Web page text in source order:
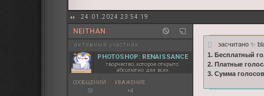
24.01.2024 23:54:19
NEITHAN.
активный участник
PHOTOSHOP: RENAISSANCE
творчество, которое открыто
абсолютно для всех
СООБЩЕНИЙ:
53
УВАЖЕНИЕ:
+4
засчитано ✨
1. Бесплатный
2. Платные
3. Сумма